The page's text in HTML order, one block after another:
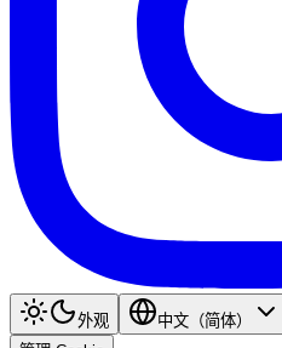
外观
中文（简体）